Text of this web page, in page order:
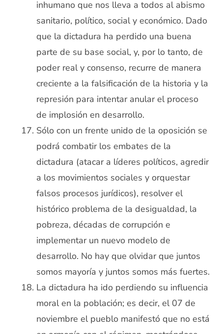
inhumano que nos lleva a todos al abismo
sanitario, político, social y económico. Dado
que la dictadura ha perdido una buena
parte de su base social, y, por lo tanto, de
poder real y consenso, recurre de manera
creciente a la falsificación de la historia y la
represión para intentar anular el proceso
de implosión en desarrollo.
Sólo con un frente unido de la oposición se
podrá combatir los embates de la
dictadura (atacar a líderes políticos, agredir
a los movimientos sociales y orquestar
falsos procesos jurídicos), resolver el
histórico problema de la desigualdad, la
pobreza, décadas de corrupción e
implementar un nuevo modelo de
desarrollo. No hay que olvidar que juntos
somos mayoría y juntos somos más fuertes.
La dictadura ha ido perdiendo su influencia
moral en la población; es decir, el 07 de
noviembre el pueblo manifestó que no está